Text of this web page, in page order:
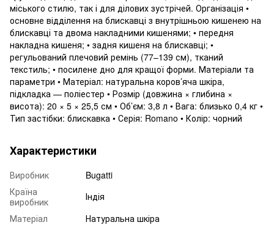
міського стилю, так і для ділових зустрічей. Організація •
основне відділення на блискавці з внутрішньою кишенею на
блискавці та двома накладними кишенями; • передня
накладна кишеня; • задня кишеня на блискавці; •
регульований плечовий ремінь (77–139 см), тканий
текстиль; • посилене дно для кращої форми. Матеріали та
параметри • Матеріал: натуральна коров’яча шкіра,
підкладка — поліестер • Розмір (довжина × глибина ×
висота): 20 × 5 × 25,5 см • Об’єм: 3,8 л • Вага: близько 0,4 кг •
Тип застібки: блискавка • Серія: Romano • Колір: чорний
Характеристики
Виробник
Bugatti
Країна
виробник
Індія
Матеріал
Натуральна шкіра